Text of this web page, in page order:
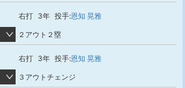
右打 3年 投手:恩知 晃雅
２アウト２塁
右打 3年 投手:恩知 晃雅
３アウトチェンジ